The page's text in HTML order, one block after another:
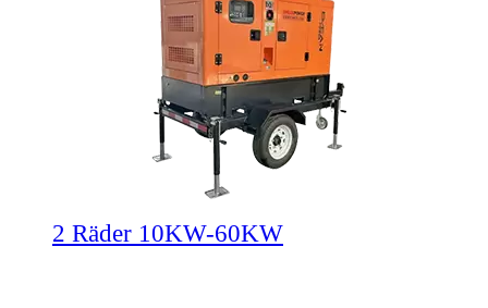
2 Räder 10KW-60KW